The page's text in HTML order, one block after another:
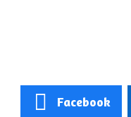
Facebook